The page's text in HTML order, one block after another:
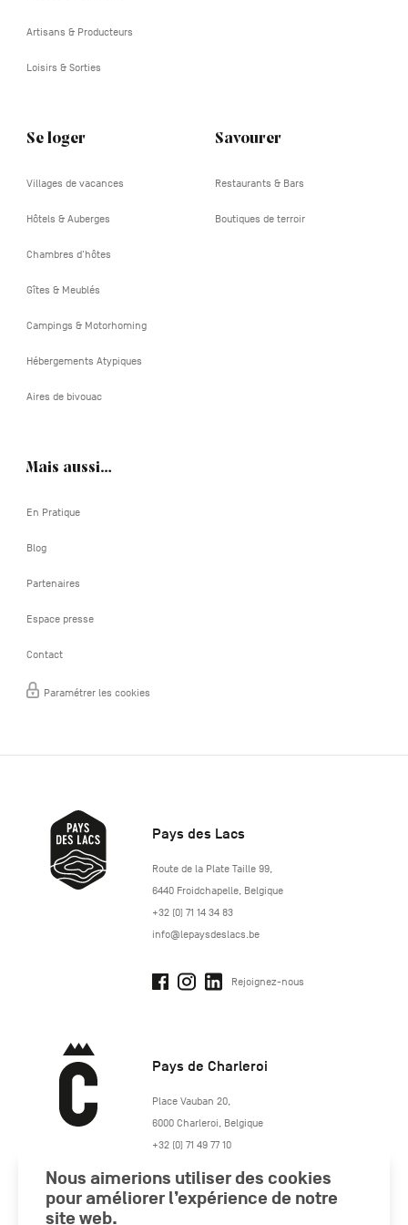
Artisans & Producteurs
Loisirs & Sorties
Se loger
Villages de vacances
Hôtels & Auberges
Chambres d'hôtes
Gîtes & Meublés
Campings & Motorhoming
Hébergements Atypiques
Aires de bivouac
Savourer
Restaurants & Bars
Boutiques de terroir
Mais aussi…
En Pratique
Blog
Partenaires
Espace presse
Contact
Paramétrer les cookies
Pays des Lacs
http://www.lepaysdeslacs.be/
Route de la Plate Taille 99,
6440 Froidchapelle, Belgique
+32 (0) 71 14 34 83
info@lepaysdeslacs.be
Rejoignez-nous
Pays de Charleroi
https://www.paysdecharleroi.be/
Place Vauban 20,
6000 Charleroi Belgique
+32 (0) 71 49 77 10
Nous aimerions utiliser des cookies
pour améliorer l’expérience de notre
site web.